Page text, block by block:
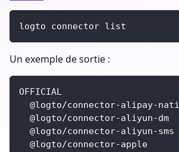
logto connector list
Un exemple de sortie :
OFFICIAL
@logto/connector-alipay-
  @logto/connector-aliyun-dm
  @logto/connector-aliyun-sms
  @logto/connector-apple